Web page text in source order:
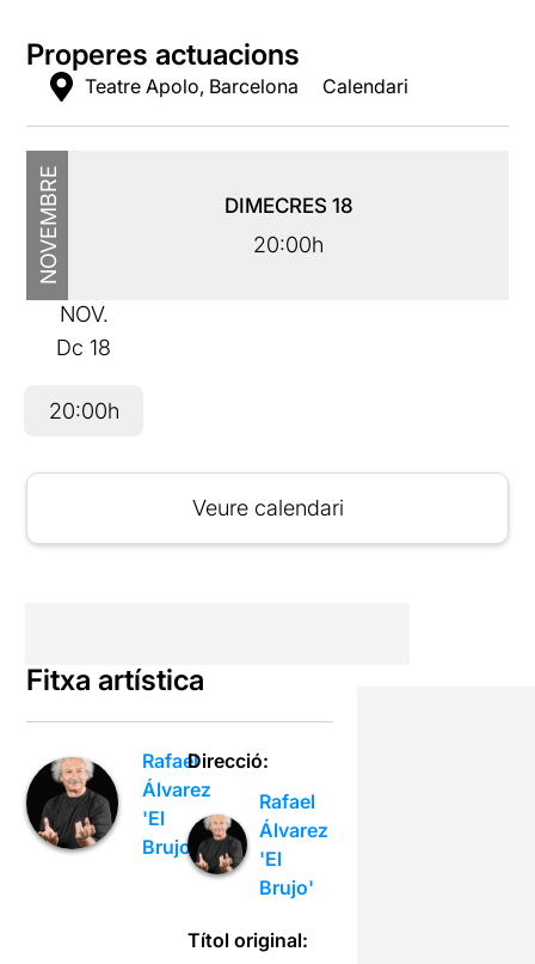
Properes actuacions
Teatre Apolo, Barcelona Calendari
NOVEMBRE DIMECRES 18
20:00h
NOV.
Dc18
20:00h
Veure calendari
Fitxa artística
Rafael
Álvarez
'El
Brujo'
Direcció:
Rafael
Álvarez
'El
Brujo'
Títol original: